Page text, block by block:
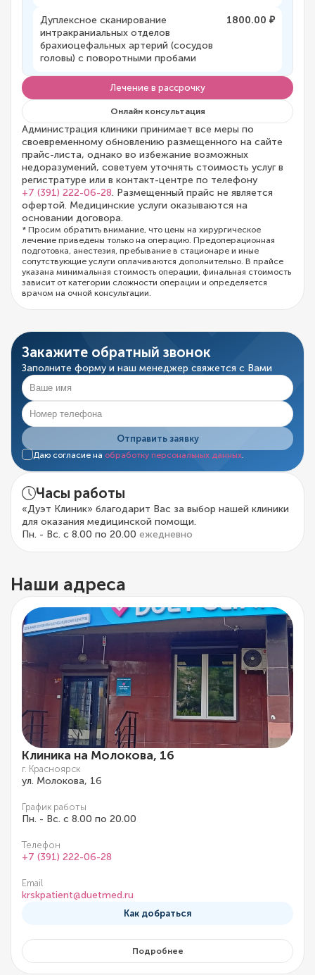
Дуплексное сканирование
интракраниальных отделов
брахиоцефальных артерий (сосудов
головы) с поворотными пробами
1800.00 ₽
Лечение в рассрочку
Онлайн консультация
Администрация клиники принимает все меры по
своевременному обновлению размещенного на сайте
прайс-листа, однако во избежание возможных
недоразумений, советуем уточнять стоимость услуг в
регистратуре или в контакт-центре по телефону
+7 (391) 222-06-28. Размещенный прайс не является
офертой. Медицинские услуги оказываются на
основании договора.
* Просим обратить внимание, что цены на хирургическое
лечение приведены только на операцию. Предоперационная
подготовка, анестезия, пребывание в стационаре и иные
сопутствующие услуги оплачиваются дополнительно. В прайсе
указана минимальная стоимость операции, финальная стоимость
зависит от категории сложности операции и определяется
врачом на очной консультации.
Закажите обратный звонок
Заполните форму и наш менеджер свяжется с Вами
Отправить заявку
Даю согласие на обработку персональных данных.
Часы работы
«Дуэт Клиник» благодарит Вас за выбор нашей клиники
для оказания медицинской помощи.
Пн. - Вс. с 8.00 по 20.00 ежедневно
Наши адреса
Клиника на Молокова, 16
г. Красноярск
ул. Молокова, 16
График работы
Пн. - Вс. с 8.00 по 20.00
Телефон
+7 (391) 222-06-28
Email
krskpatient@duetmed.ru
Как добраться
Подробнее